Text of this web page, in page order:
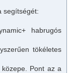
segítségét:
habrugós
tökéletes
Pont az a